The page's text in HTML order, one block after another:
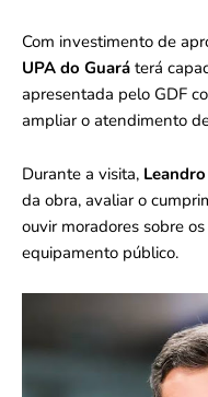
Com investimento de
UPA do Guará terá
apresentada pelo GDF
ampliar o atendimento
Durante a visita,
da obra, avaliar o
ouvir moradores sobre
equipamento público.